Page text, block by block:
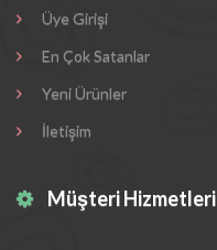
Üye Girişi
En Çok Satanlar
Yeni Ürünler
İletişim
Müşteri Hizmetleri